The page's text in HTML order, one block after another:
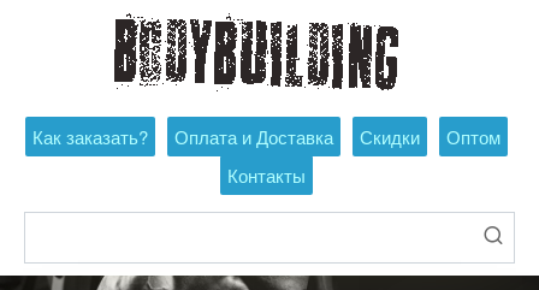
Как заказать? Оплата и Доставка Скидки
Оптом
Контакты